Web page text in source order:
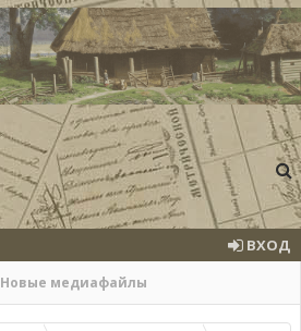
Новые медиафайлы
ВХОД